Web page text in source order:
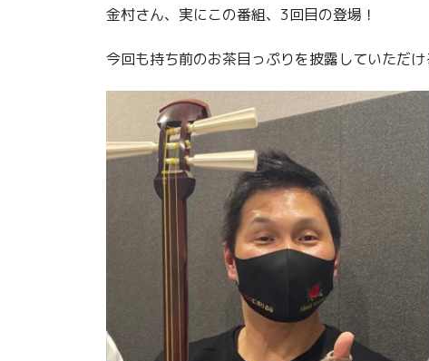
金村さん、実にこの番組、3回目の登場！
今回も持ち前のお茶目っぷりを披露していただけ